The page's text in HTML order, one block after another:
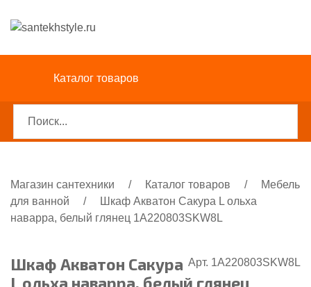
Каталог товаров
Магазин сантехники / Каталог товаров /
Мебель
для ванной
/
Шкаф Акватон Сакура L ольха
наварра, белый глянец 1A220803SKW8L
Арт. 1A220803SKW8L
Шкаф Акватон Сакура
L ольха наварра, белый глянец